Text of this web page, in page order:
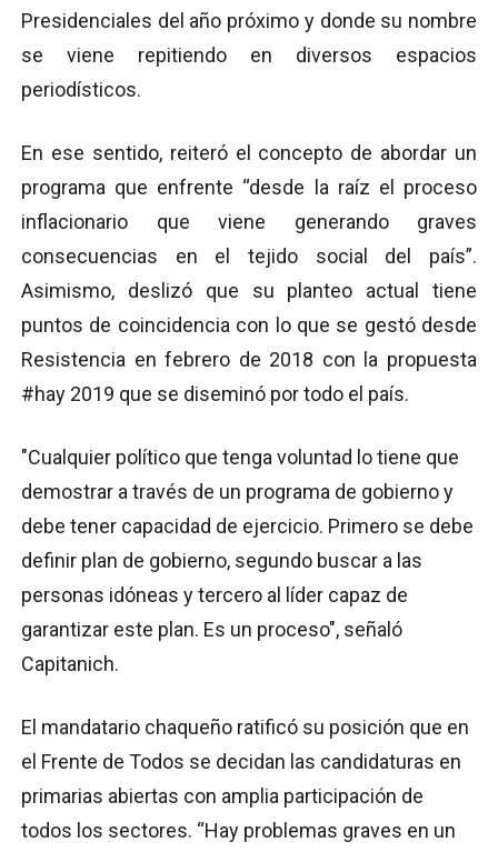
Presidenciales del año próximo y donde su nombre
se viene repitiendo en diversos espacios
periodísticos.
En ese sentido, reiteró el concepto de abordar un
programa que enfrente “desde la raíz el proceso
inflacionario que viene generando graves
consecuencias en el tejido social del país”.
Asimismo, deslizó que su planteo actual tiene
puntos de coincidencia con lo que se gestó desde
Resistencia en febrero de 2018 con la propuesta
#hay 2019 que se diseminó por todo el país.
"Cualquier político que tenga voluntad lo tiene que
demostrar a través de un programa de gobierno y
debe tener capacidad de ejercicio. Primero se debe
definir plan de gobierno, segundo buscar a las
personas idóneas y tercero al líder capaz de
garantizar este plan. Es un proceso", señaló
Capitanich.
El mandatario chaqueño ratificó su posición que en
el Frente de Todos se decidan las candidaturas en
primarias abiertas con amplia participación de
todos los sectores. “Hay problemas graves en un